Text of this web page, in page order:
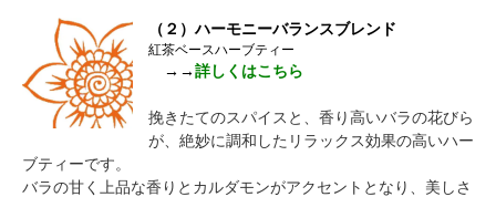
（２）ハーモニーバランスブレンド
紅茶ベースハーブティー
→→ 詳しくはこちら
挽きたてのスパイスと、香り高いバラの花びら
が、絶妙に調和したリラックス効果の高いハー
ブティーです。
バラの甘く上品な香りとカルダモンがアクセントとなり、美しさ